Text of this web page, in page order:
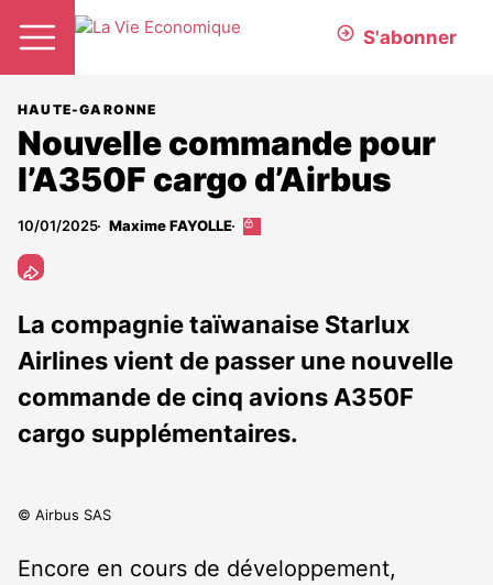
S'abonner
HAUTE-GARONNE
Nouvelle commande pour
l’A350F cargo d’Airbus
10/01/2025 Maxime FAYOLLE
Cet
abonnés
La compagnie taïwanaise Starlux
Airlines vient de passer une nouvelle
commande de cinq avions A350F
cargo supplémentaires.
© Airbus SAS
Encore en cours de développement,